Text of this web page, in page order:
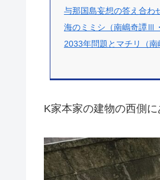
与那国島妄想の答え合わ
海のミミシ（南嶋奇譚Ⅲ
2033年問題とマチリ（
K家本家の建物の西側に